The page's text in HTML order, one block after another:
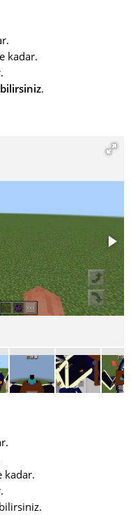
kadar.
.
kadar.